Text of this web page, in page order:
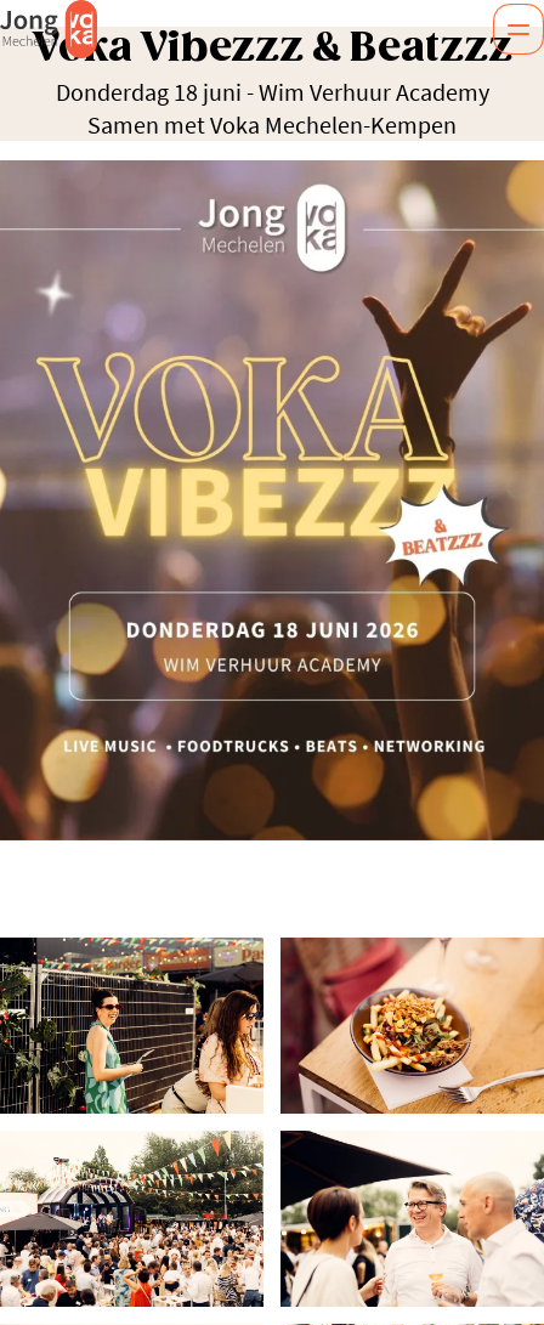
Voka Vibezzz & Beatzzz
Donderdag 18 juni -Wim Verhuur Academy
Samen met Voka Mechelen-Kempen